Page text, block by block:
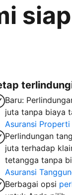
siap
Baru:
juta tanpa biaya
Asuransi Properti
Perlindungan
juta terhadap
tetangga tanpa
Asuransi
Berbagai opsi